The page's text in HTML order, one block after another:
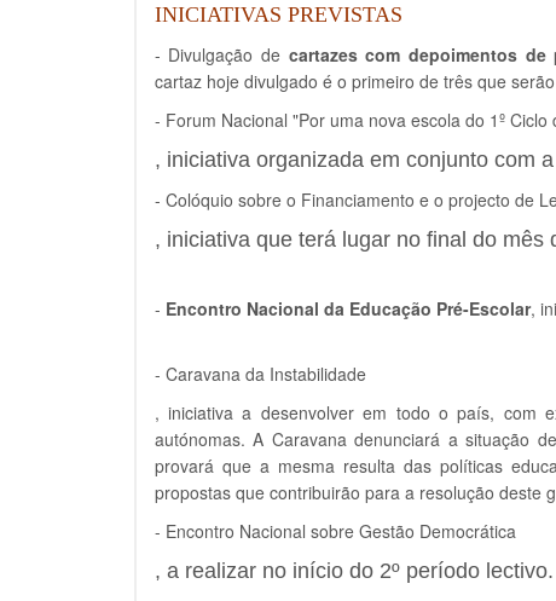
INICIATIVAS PREVISTAS
- Divulgação de cartazes com depoimentos
cartaz hoje divulgado é o primeiro de três que
- Forum Nacional "Por uma nova escola do 1º Ciclo
, iniciativa organizada em conjunto com
- Colóquio sobre o Financiamento e o projecto de
, iniciativa que terá lugar no final do mês
- Encontro Nacional da Educação Pré-Escolar,
- Caravana da Instabilidade
, iniciativa a desenvolver em todo o país, com
autónomas. A Caravana denunciará a situação
provará que a mesma resulta das políticas
propostas que contribuirão para a resolução deste
- Encontro Nacional sobre Gestão Democrática
, a realizar no início do 2º período lectivo.